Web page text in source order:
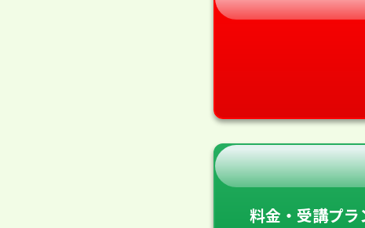
料金・受講プラ